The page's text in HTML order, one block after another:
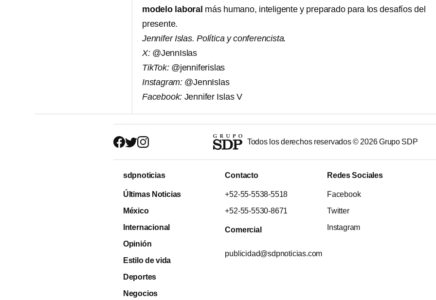
modelo laboral más humano, inteligente y preparado para los desafíos del
presente.
Jennifer Islas. Política y conferencista.
X: @JennIslas
TikTok:@jenniferislas
Instagram: @JennIslas
Facebook: Jennifer Islas V
Todos los derechos reservados © 2026Grupo SDP
sdpnoticias
Últimas Noticias
México
Internacional
Opinión
Estilo de vida
Deportes
Negocios
Contacto
+52-55-5538-5518
+52-55-5530-8671
Comercial
publicidad@sdpnoticias.com
Redes Sociales
Facebook
Twitter
Instagram